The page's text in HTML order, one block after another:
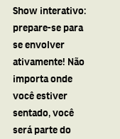
Show interativo:
prepare-se para
se envolver
ativamente! Não
importa onde
você estiver
sentado, você
será parte do